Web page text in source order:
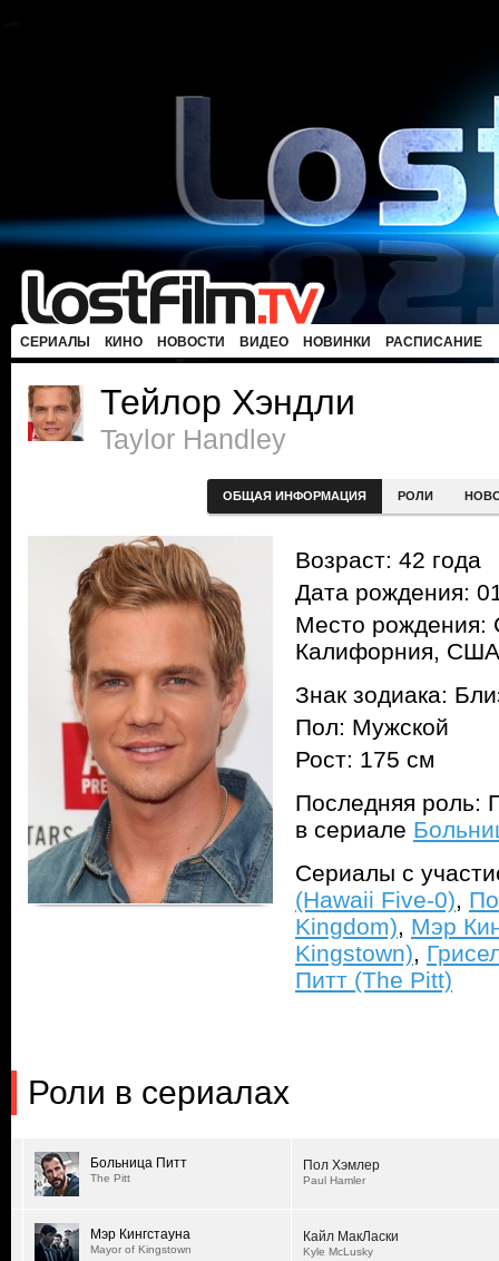
СЕРИАЛЫ КИНО НОВОСТИ ВИДЕО НОВИНКИ РАСПИСАНИЕ
Тейлор Хэндли
Taylor Handley
ОБЩАЯ ИНФОРМАЦИЯ РОЛИ
Возраст: 42 года
Дата рождения:
Место рождения:
Калифорния, США
Знак зодиака:
Пол: Мужской
Рост: 175 см
Последняя роль:
в сериале
Сериалы с
(Hawaii Five-0),
Kingdom), Мэр
Kingstown),
Питт (The Pitt)
Роли в сериалах
Больница Питт
The Pitt
Пол Хэмлер
Paul Hamler
Мэр Кингстауна
Mayor of Kingstown
Кайл МакЛаски
Kyle McLusky